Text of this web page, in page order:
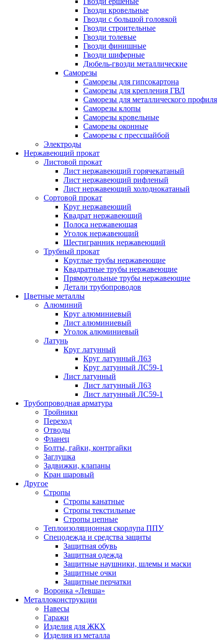
Гвозди кровельные
Гвозди с большой головкой
Гвозди строительные
Гвозди толевые
Гвозди финишные
Гвозди шиферные
Дюбель-гвозди металлические
Саморезы
Саморезы для гипсокартона
Саморезы для крепления ГВЛ
Саморезы для металлического профиля
Саморезы клопы
Саморезы кровельные
Саморезы оконные
Саморезы с прессшайбой
Электроды
Нержавеющий прокат
Листовой прокат
Лист нержавеющий горячекатаный
Лист нержавеющий рифленый
Лист нержавеющий холоднокатаный
Сортовой прокат
Круг нержавеющий
Квадрат нержавеющий
Полоса нержавеющая
Уголок нержавеющий
Шестигранник нержавеющий
Трубный прокат
Круглые трубы нержавеющие
Квадратные трубы нержавеющие
Прямоугольные трубы нержавеющие
Детали трубопроводов
Цветные металлы
Алюминий
Круг алюминиевый
Лист алюминиевый
Уголок алюминиевый
Латунь
Круг латунный
Круг латунный Л63
Круг латунный ЛС59-1
Лист латунный
Лист латунный Л63
Лист латунный ЛС59-1
Трубопроводная арматура
Тройники
Переход
Отводы
Фланец
Болты, гайки, контргайки
Заглушка
Задвижки, клапаны
Кран шаровый
Другое
Стропы
Стропы канатные
Стропы текстильные
Стропы цепные
Теплоизоляционная скорлупа ППУ
Спецодежда и средства защиты
Защитная обувь
Защитная одежда
Защитные наушники, шлемы и маски
Защитные очки
Защитные перчатки
Воронка «Левша»
Металлоконструкции
Навесы
Гаражи
Изделия для ЖКХ
Изделия из металла